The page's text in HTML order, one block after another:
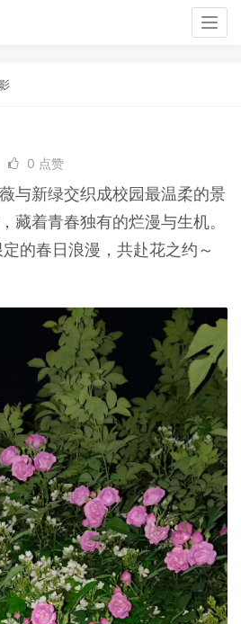
0 点赞
与新绿交织成校园最温柔的景
藏着青春独有的烂漫与生机。
的春日浪漫，共赴花之约～